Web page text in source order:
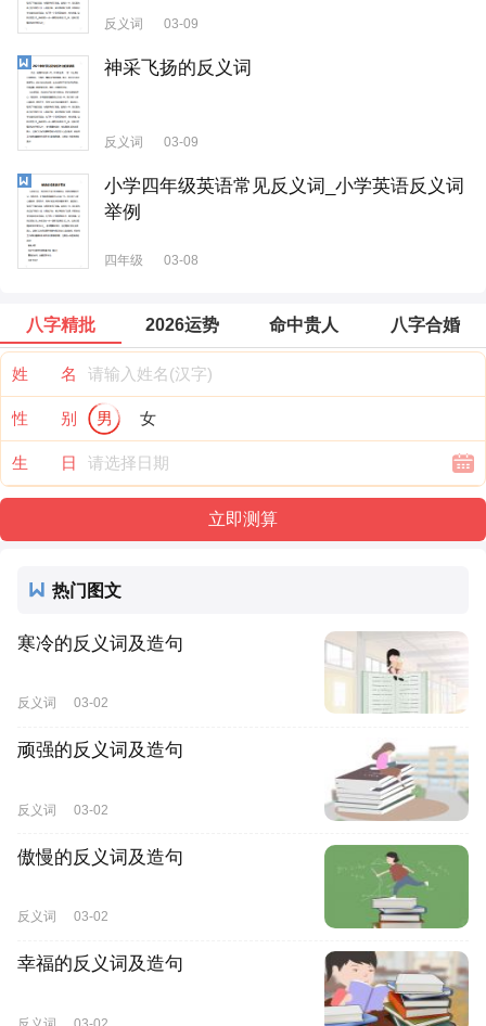
反义词 03-09
神采飞扬的反义词
反义词 03-09
小学四年级英语常见反义词_小学英语反义词
举例
四年级 03-08
八字精批 2026运势 命中贵人 八字合婚
姓 名
性 别 男 女
生 日
热门图文
寒冷的反义词及造句
反义词 03-02
顽强的反义词及造句
反义词 03-02
傲慢的反义词及造句
反义词 03-02
幸福的反义词及造句